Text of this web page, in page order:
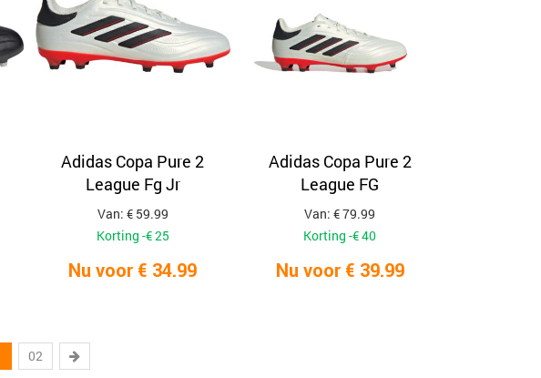
Adidas Copa Pure 2
League Fg Jr
Van: € 59.99
Korting -€ 25
Nu voor € 34.99
Adidas Copa Pure 2
League FG
Van: € 79.99
Korting -€ 40
Nu voor € 39.99
02